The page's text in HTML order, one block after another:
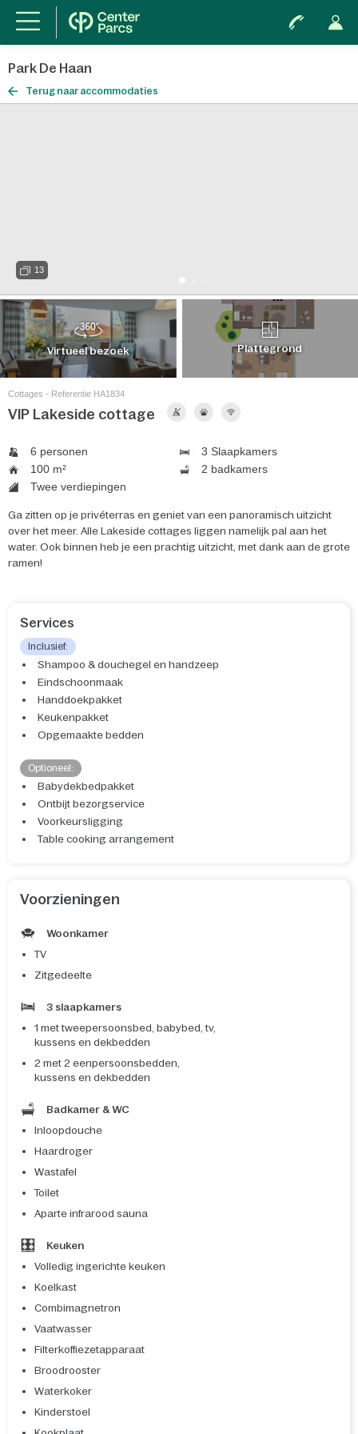
Park De Haan
Terug naar accommodaties
13
Virtueel bezoek Plattegrond
Cottages - Referentie HA1834
VIP Lakeside cottage
6 personen
3 Slaapkamers
100 m²
2 badkamers
Twee verdiepingen
Ga zitten op je privéterras en geniet van een panoramisch uitzicht
over het meer. Alle Lakeside cottages liggen namelijk pal aan het
water. Ook binnen heb je een prachtig uitzicht, met dank aan de grote
ramen!
Services
Inclusief:
Shampoo & douchegel en handzeep
Eindschoonmaak
Handdoekpakket
Keukenpakket
Opgemaakte bedden
Optioneel:
Babydekbedpakket
Ontbijt bezorgservice
Voorkeursligging
Table cooking arrangement
Voorzieningen
Woonkamer
TV
Zitgedeelte
3 slaapkamers
1 met tweepersoonsbed, babybed, tv,
kussens en dekbedden
2 met 2 eenpersoonsbedden,
kussens en dekbedden
Badkamer & WC
Inloopdouche
Haardroger
Wastafel
Toilet
Aparte infrarood sauna
Keuken
Volledig ingerichte keuken
Koelkast
Combimagnetron
Vaatwasser
Filterkoffiezetapparaat
Broodrooster
Waterkoker
Kinderstoel